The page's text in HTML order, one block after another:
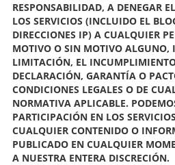
RESPONSABILIDAD, A DENEGAR
LOS SERVICIOS (INCLUIDO EL
DIRECCIONES IP) A CUALQUIER
MOTIVO O SIN MOTIVO ALGUNO,
LIMITACIÓN, EL
DECLARACIÓN, GARANTÍA O
CONDICIONES LEGALES O DE
NORMATIVA APLICABLE.
PARTICIPACIÓN EN LOS
CUALQUIER CONTENIDO O
PUBLICADO EN CUALQUIER
A NUESTRA ENTERA DISCRECIÓN.